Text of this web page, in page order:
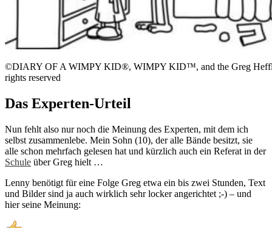
©DIARY OF A WIMPY KID®, WIMPY KID™, and the Greg
rights reserved
Das Experten-Urteil
Nun fehlt also nur noch die Meinung des Experten, mit dem ich
selbst zusammenlebe. Mein Sohn (10), der alle Bände besitzt, sie
alle schon mehrfach gelesen hat und kürzlich auch ein Referat in der
Schule über Greg hielt …
Lenny benötigt für eine Folge Greg etwa ein bis zwei Stunden, Text
und Bilder sind ja auch wirklich sehr locker angerichtet ;-) – und
hier seine Meinung: